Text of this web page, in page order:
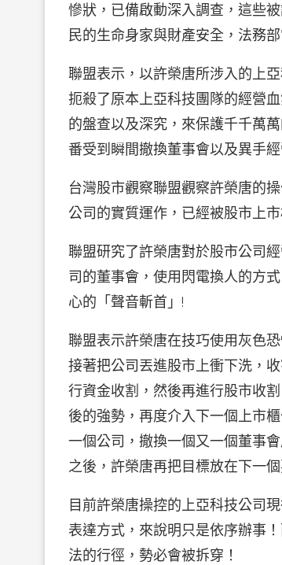
慘狀，已備啟動深入調查，這些
民的生命身家與財產安全，法務
聯盟表示，以許榮唐所涉入的上
扼殺了原本上亞科技團隊的經營
的盤查以及深究，來保護千千萬
番受到瞬間撤換董事會以及異手
台灣股市觀察聯盟觀察許榮唐的
公司的實質運作，已經被股市上
聯盟研究了許榮唐對於股市公司
司的董事會，使用閃電換人的方
心的「聲音斬首」!
聯盟表示許榮唐在技巧使用灰色
接著把公司丟進股市上衝下洗，
行資金收割，然後再進行股市收
後的強勢，再度介入下一個上市
一個公司，撤換一個又一個董事
之後，許榮唐再把目標放在下一
目前許榮唐操控的上亞科技公司
表達方式，來說明只是依序辦事
法的行徑，勢必會被拆穿！